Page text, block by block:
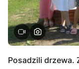
Posadzili drzewa.